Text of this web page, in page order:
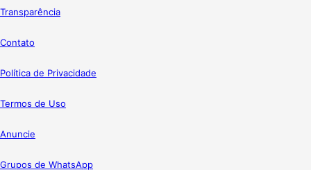
Transparência
Contato
Política de Privacidade
Termos de Uso
Anuncie
Grupos de WhatsApp